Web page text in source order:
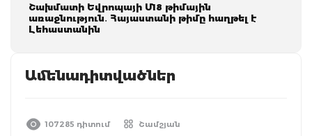
Շախմատի Եվրոպայի Մ18 թիմային
առաջնություն․ Հայաստանի թիմը հաղթել է
Լեհաստանին
Ամենադիտվածներ
107285 դիտում Շամշյան